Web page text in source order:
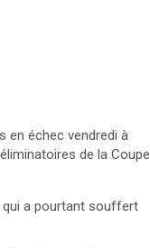
en échec vendredi à
de la Coupe
qui a pourtant souffert